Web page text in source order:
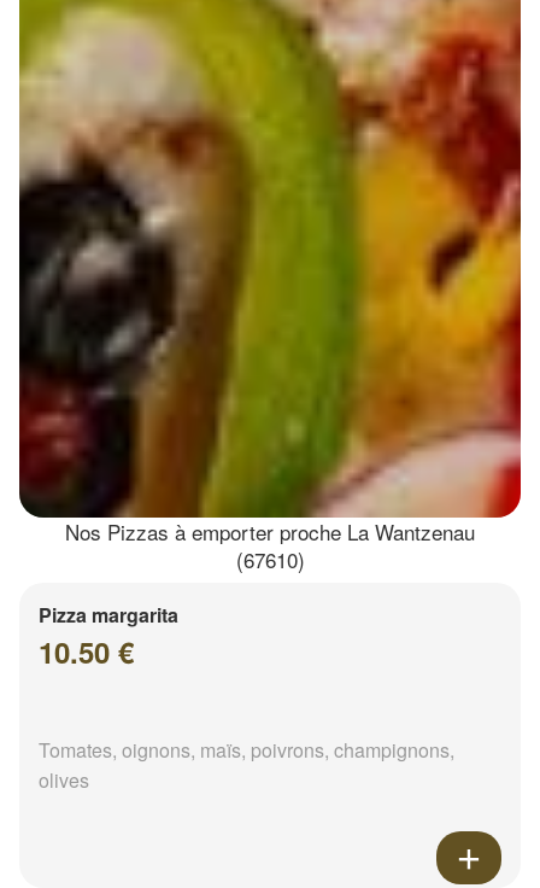
Nos Pizzas à emporter proche La Wantzenau
(67610)
Pizza margarita
10.50 €
Tomates, oignons, maïs, poivrons, champignons,
olives